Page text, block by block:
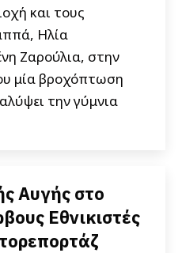
και τους
Ηλία
Ζαρούλια, στην
μία βροχόπτωση
την γύμνια
Αυγής στο
Εθνικιστές